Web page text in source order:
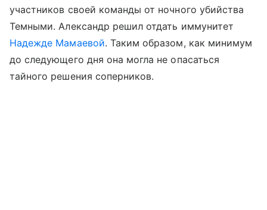
участников своей команды от ночного убийства
Темными. Александр решил отдать иммунитет
Надежде Мамаевой. Таким образом, как минимум
до следующего дня она могла не опасаться
тайного решения соперников.